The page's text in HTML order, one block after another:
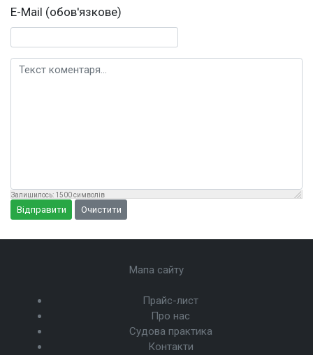
E-Mail (обов'язкове)
Текст коментаря
Залишилось: 1500символів
Відправити Очистити
Прайс-лист
Про нас
Судова практика
Контакти
Мапа сайту